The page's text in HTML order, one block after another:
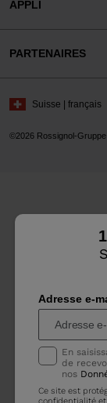
Adresse e-
En
de
nos
Ce site est
APPLI
PARTENAIRES
©2026 Rossignol-Gruppe
Suisse | français